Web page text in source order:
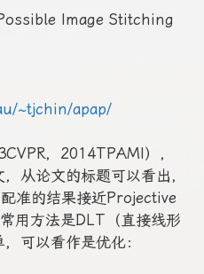
Image Stitching
~tjchin/apap/
，2014TPAMI），
从论文的标题可以看出，
准的结果接近Projective
用方法是DLT（直接线形
可以看作是优化：